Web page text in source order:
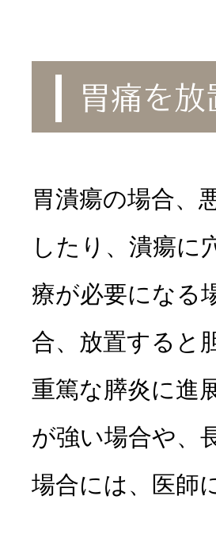
胃痛を
胃潰瘍の場合、
したり、潰瘍に
療が必要になる
合、放置すると
重篤な膵炎に進
が強い場合や、
場合には、医師